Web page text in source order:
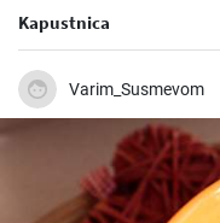
Kapustnica
Varim_Susmevom